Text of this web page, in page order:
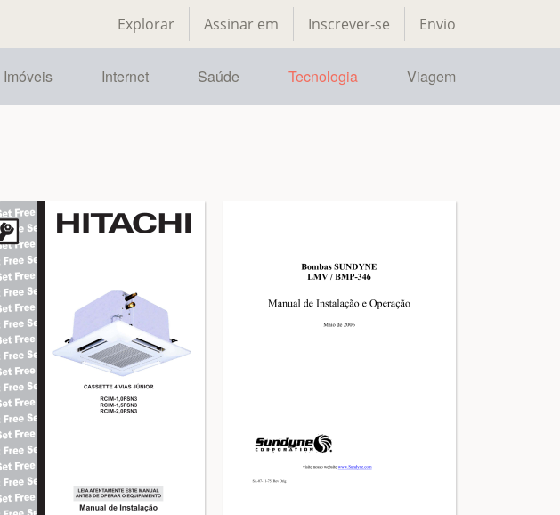
Explorar Assinar em Inscrever-se Envio
Imóveis Internet Saúde Tecnologia Viagem